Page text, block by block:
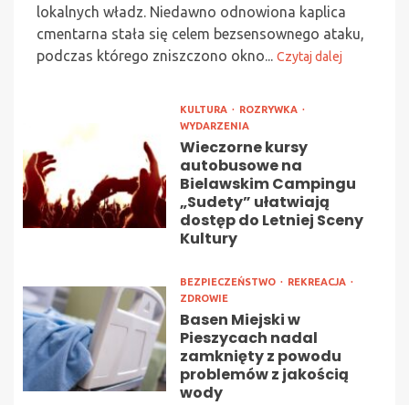
lokalnych władz. Niedawno odnowiona kaplica
cmentarna stała się celem bezsensownego ataku,
podczas którego zniszczono okno... Czytaj dalej
KULTURA
ROZRYWKA
WYDARZENIA
Wieczorne kursy
autobusowe na
Bielawskim Campingu
„Sudety” ułatwiają
dostęp do Letniej Sceny
Kultury
BEZPIECZEŃSTWO
REKREACJA
ZDROWIE
Basen Miejski w
Pieszycach nadal
zamknięty z powodu
problemów z jakością
wody